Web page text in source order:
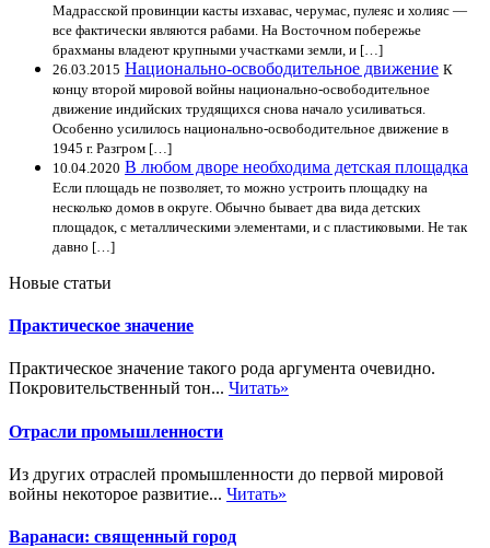
Мадрасской провинции касты изхавас, черумас, пулеяс и холияс —
все фактически являются рабами. На Восточном побережье
брахманы владеют крупными участками земли, и […]
26.03.2015 Национально-освободительное движение К
концу второй мировой войны национально-освободительное
движение индийских трудящихся снова начало усиливаться.
Особенно усилилось национально-освободительное движение в
1945 г. Разгром […]
10.04.2020 В любом дворе необходима детская площадка
Если площадь не позволяет, то можно устроить площадку на
несколько домов в округе. Обычно бывает два вида детских
площадок, с металлическими элементами, и с пластиковыми. Не так
давно […]
Новые статьи
Практическое значение
Практическое значение такого рода аргумента очевидно.
Покровительственный тон... Читать»
Отрасли промышленности
Из других отраслей промышленности до первой мировой
войны некоторое развитие... Читать»
Варанаси: священный город